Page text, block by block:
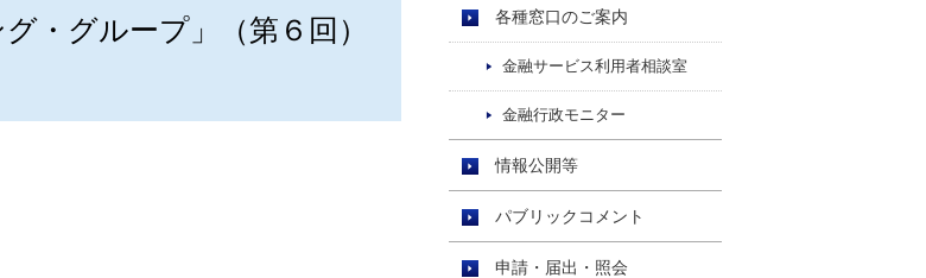
・グループ」（第６回）
各種窓口のご案内
金融サービス利用者相談室
金融行政モニター
情報公開等
パブリックコメント
申請・届出・照会